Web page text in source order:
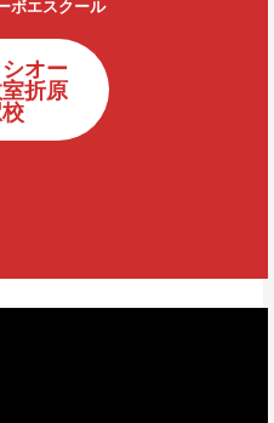
ボエスクール
シオー
折原